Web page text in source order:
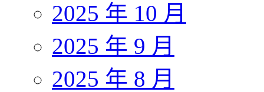
2025 年 10 月
2025 年 9 月
2025 年 8 月